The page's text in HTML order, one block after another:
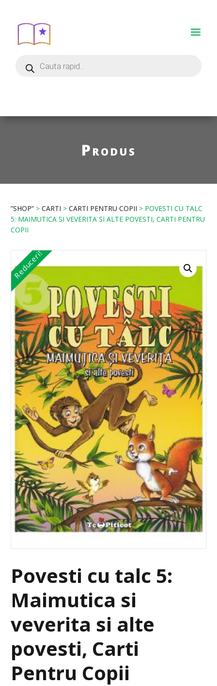
Produs
”SHOP” >CARTI >CARTI PENTRU COPII > POVESTI CU TALC
5: MAIMUTICA SI VEVERITA SI ALTE POVESTI, CARTI PENTRU
COPII
Reduceri!
Povesti cu talc 5:
Maimutica si
veverita si alte
povesti, Carti
Pentru Copii